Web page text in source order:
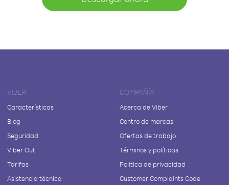
VIBER
Características
Blog
Seguridad
Viber Out
Tarifas
Asistencia técnica
COMPAÑÍA
Acerca de Viber
Centro de marcas
Ofertas de trabajo
Términos y políticas
Política de privacidad
Customer Complaints Code